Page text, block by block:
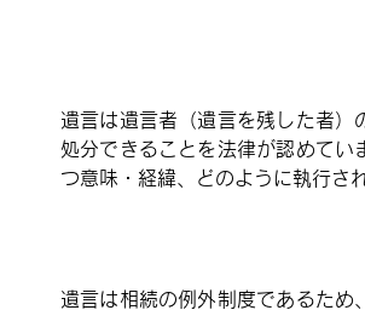
遺言は遺言者（遺言を残した者）
処分できることを法律が認めて
つ意味・経緯、どのように執行さ
遺言は相続の例外制度であるため